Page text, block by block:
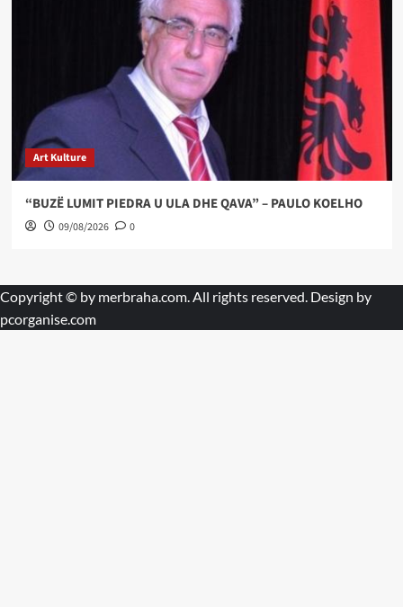
Art Kulture
“BUZË LUMIT PIEDRA U ULA DHE QAVA” – PAULO KOELHO
09/08/2026 0
Copyright © by merbraha.com. All rights reserved. Design by
pcorganise.com